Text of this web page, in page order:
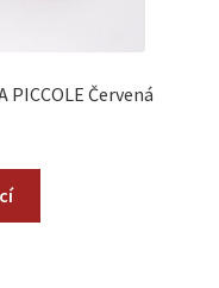
PICCOLE Červená